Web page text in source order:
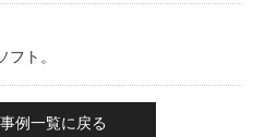
ト。
例一覧に戻る